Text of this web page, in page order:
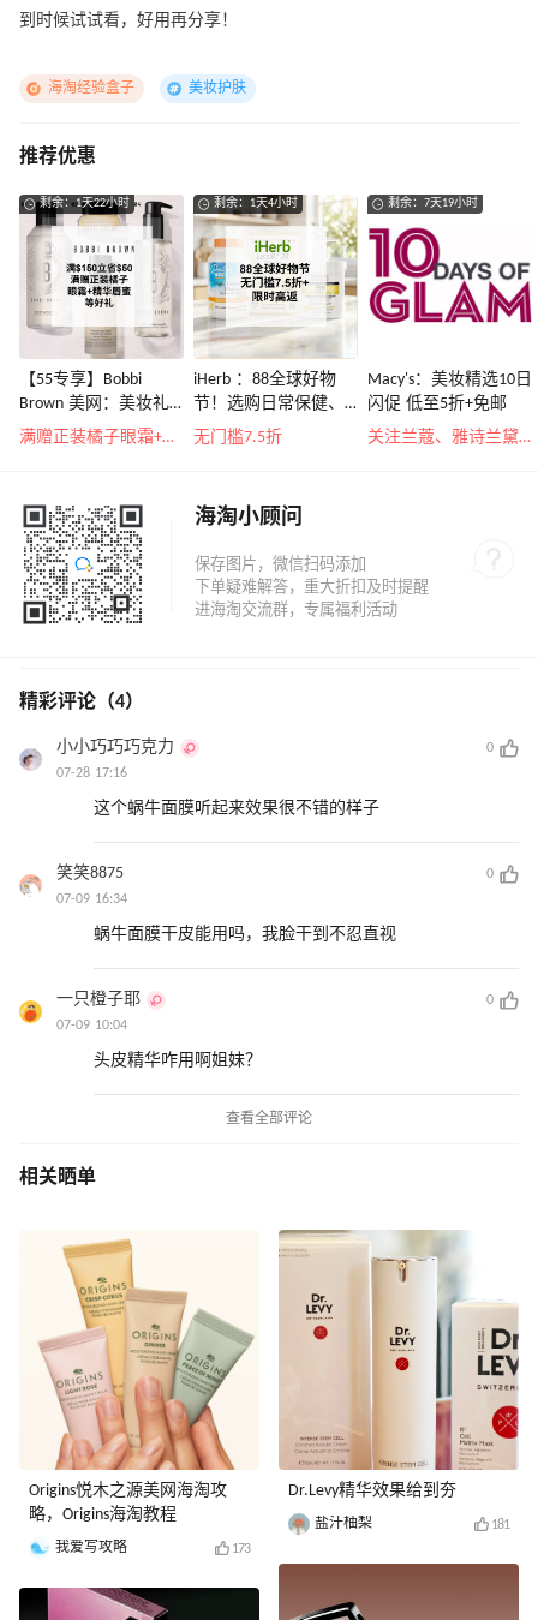
到时候试试看，好用再分享！
海淘经验盒子 美妆护肤
推荐优惠
剩余：1天22小时
【55专享】Bobbi
Brown 美网：美妆礼
遇！满$150立省$50
满赠正装橘子眼霜+精华唇蜜等好礼
剩余：1天4小时
iHerb ：88全球好物
节！选购日常保健、
健身补剂、护肤洗护
无门槛7.5折
剩余：7天19小时
Macy's：美妆精选10日
闪促 低至5折+免邮
关注兰蔻、雅诗兰黛等 每日更新
海淘小顾问
精彩评论（4）
小小巧巧巧克力
0
07-28 17:16
这个蜗牛面膜听起来效果很不错的样子
笑笑8875
0
07-09 16:34
蜗牛面膜干皮能用吗，我脸干到不忍直视
一只橙子耶
0
07-09 10:04
头皮精华咋用啊姐妹？
查看全部评论
相关晒单
Origins悦木之源美网海淘攻
略，Origins海淘教程
我爱写攻略 173
Dr.Levy精华效果给到夯
盐汁柚梨 181